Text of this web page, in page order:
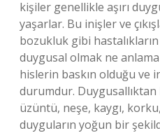
kişiler genellikle aşırı
yaşarlar. Bu inişler ve
bozukluk gibi
duygusal olmak ne
hislerin baskın olduğu ve
durumdur.
üzüntü, neşe, kaygı,
duyguların yoğun bir